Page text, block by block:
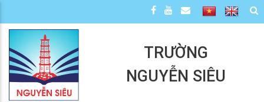
TRƯỜNG
NGUYỄN SIÊU